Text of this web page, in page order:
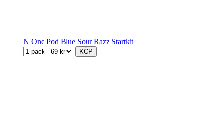
N One Pod Blue Sour Razz Startkit
KÖP